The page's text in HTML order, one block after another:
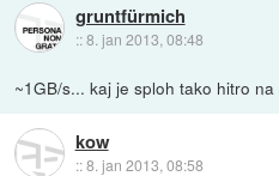
gruntfürmich
::8. jan 2013, 08:48
~1GB/s... kaj je sploh tako hitro
kow
::8. jan 2013, 08:58